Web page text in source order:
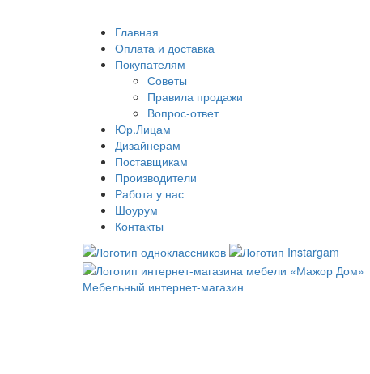
Главная
Оплата и доставка
Покупателям
Советы
Правила продажи
Вопрос-ответ
Юр.Лицам
Дизайнерам
Поставщикам
Производители
Работа у нас
Шоурум
Контакты
Мебельный интернет-магазин